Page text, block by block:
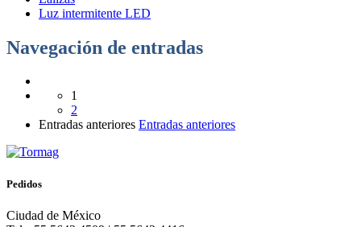
Luz intermitente LED
Navegación de entradas
1
2
Entradas anteriores Entradas anteriores
Pedidos
Ciudad de México